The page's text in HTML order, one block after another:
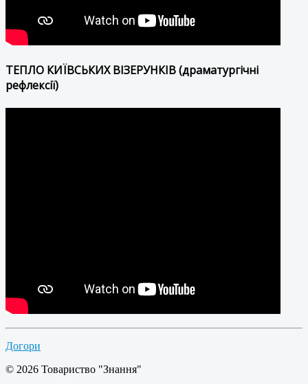
ТЕПЛО КИЇВСЬКИХ ВІЗЕРУНКІВ (драматургічні
рефлексії)
Догори
© 2026 Товариство "Знання"